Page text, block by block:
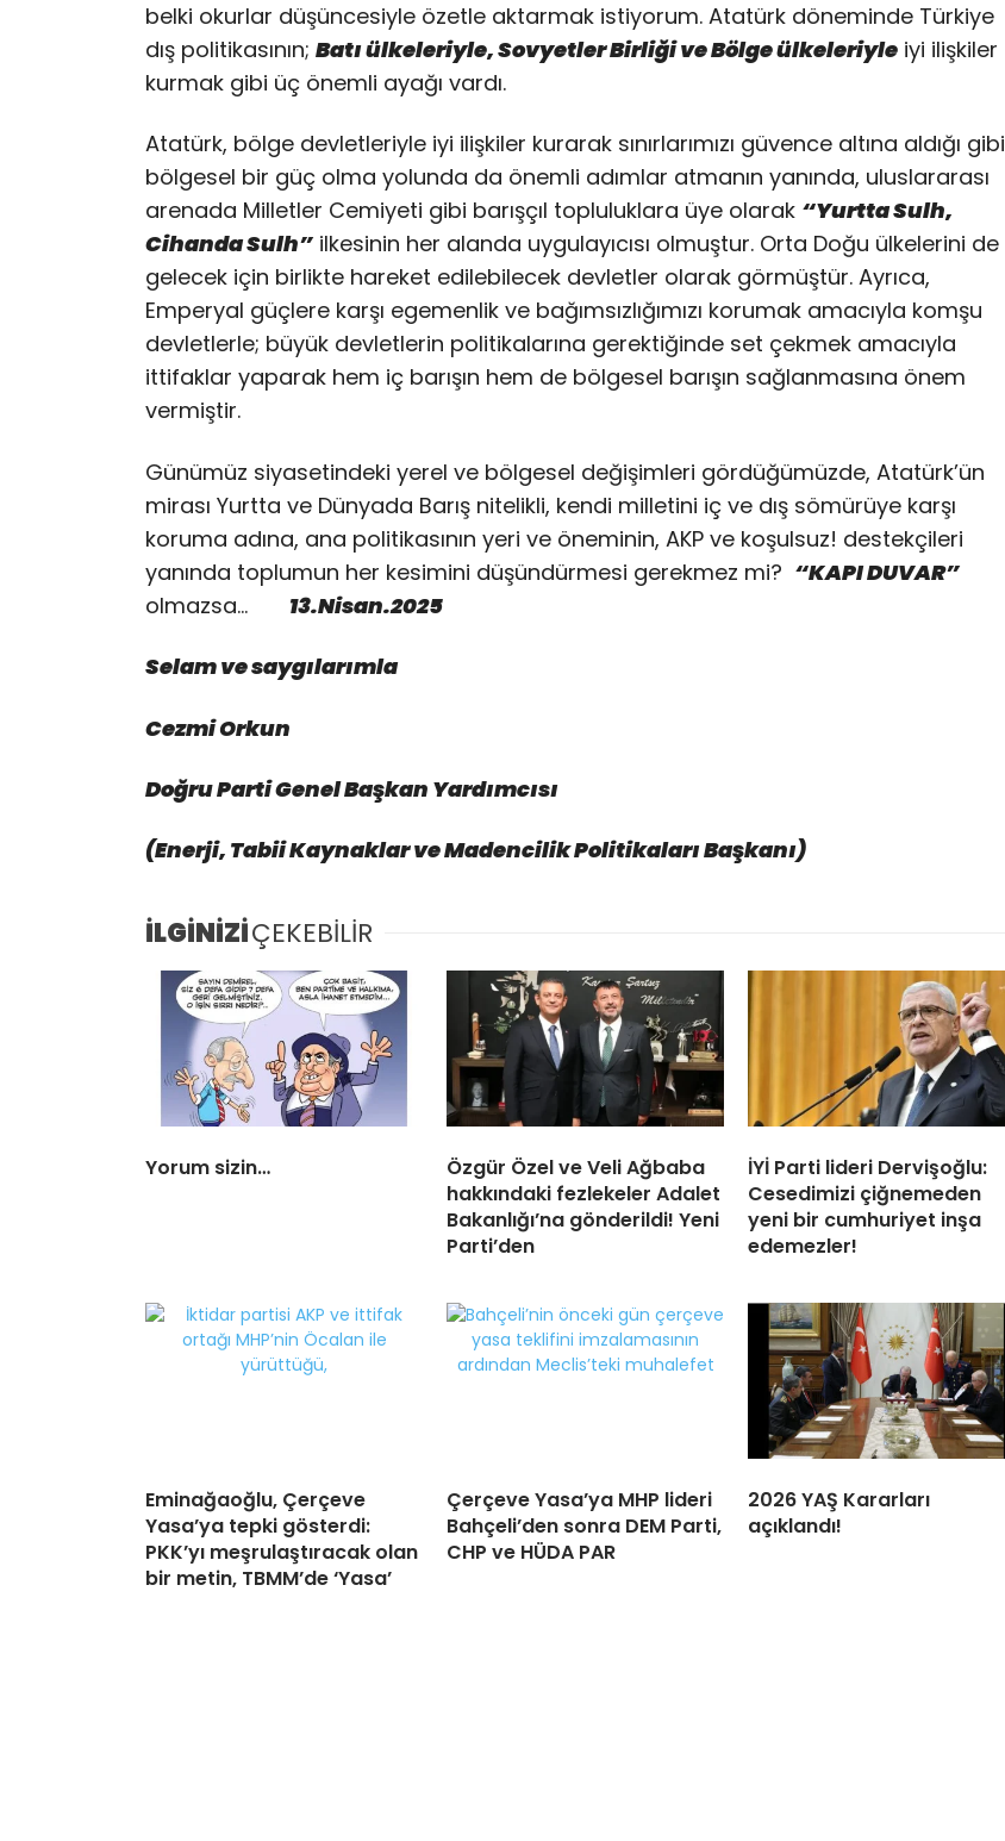
belki okurlar düşüncesiyle özetle aktarmak istiyorum. Atatürk döneminde Türkiye
dış politikasının; Batı ülkeleriyle, Sovyetler Birliği ve Bölge ülkeleriyle iyi ilişkiler
kurmak gibi üç önemli ayağı vardı.
Atatürk, bölge devletleriyle iyi ilişkiler kurarak sınırlarımızı güvence altına aldığı gibi
bölgesel bir güç olma yolunda da önemli adımlar atmanın yanında, uluslararası
arenada Milletler Cemiyeti gibi barışçıl topluluklara üye olarak “Yurtta Sulh,
Cihanda Sulh” ilkesinin her alanda uygulayıcısı olmuştur. Orta Doğu ülkelerini de
gelecek için birlikte hareket edilebilecek devletler olarak görmüştür. Ayrıca,
Emperyal güçlere karşı egemenlik ve bağımsızlığımızı korumak amacıyla komşu
devletlerle; büyük devletlerin politikalarına gerektiğinde set çekmek amacıyla
ittifaklar yaparak hem iç barışın hem de bölgesel barışın sağlanmasına önem
vermiştir.
Günümüz siyasetindeki yerel ve bölgesel değişimleri gördüğümüzde, Atatürk’ün
mirası Yurtta ve Dünyada Barış nitelikli, kendi milletini iç ve dış sömürüye karşı
koruma adına, ana politikasının yeri ve öneminin, AKP ve koşulsuz! destekçileri
yanında toplumun her kesimini düşündürmesi gerekmez mi? “KAPI DUVAR”
olmazsa… 13.Nisan.2025
Selam ve saygılarımla
Cezmi Orkun
Doğru Parti Genel Başkan Yardımcısı
(Enerji, Tabii Kaynaklar ve Madencilik Politikaları Başkanı)
İLGİNİZİÇEKEBİLİR
Yorum sizin…
Özgür Özel ve Veli Ağbaba
hakkındaki fezlekeler Adalet
Bakanlığı’na gönderildi! Yeni
Parti’den
İYİ Parti lideri Dervişoğlu:
Cesedimizi çiğnemeden
yeni bir cumhuriyet inşa
edemezler!
Eminağaoğlu, Çerçeve
Yasa’ya tepki gösterdi:
PKK’yı meşrulaştıracak olan
bir metin, TBMM’de ‘Yasa’
Çerçeve Yasa’ya MHP lideri
Bahçeli’den sonra DEM Parti,
CHP ve HÜDA PAR
2026 YAŞ Kararları
açıklandı!